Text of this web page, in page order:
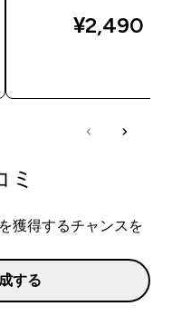
¥2,490‎
ミ
獲得するチャンスを
する